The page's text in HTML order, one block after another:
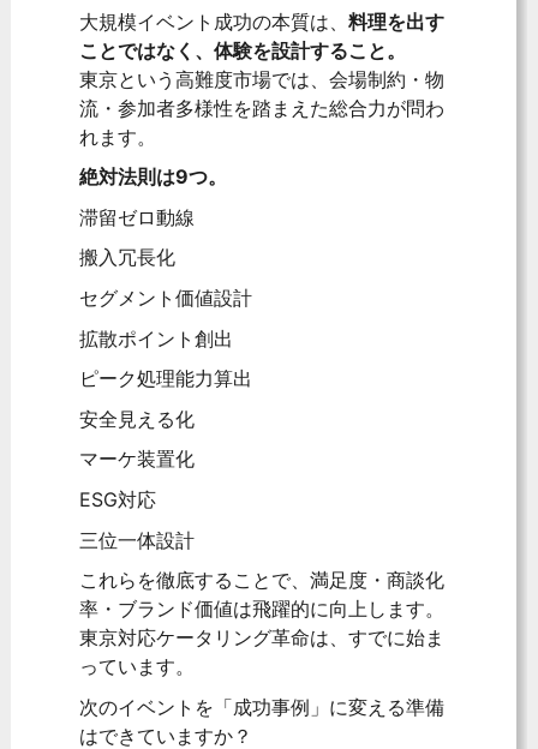
大規模イベント成功の本質は、料理を出す
ことではなく、体験を設計すること。
東京という高難度市場では、会場制約・物
流・参加者多様性を踏まえた総合力が問わ
れます。
絶対法則は9つ。
滞留ゼロ動線
搬入冗長化
セグメント価値設計
拡散ポイント創出
ピーク処理能力算出
安全見える化
マーケ装置化
ESG対応
三位一体設計
これらを徹底することで、満足度・商談化
率・ブランド価値は飛躍的に向上します。
東京対応ケータリング革命は、すでに始ま
っています。
次のイベントを「成功事例」に変える準備
はできていますか？